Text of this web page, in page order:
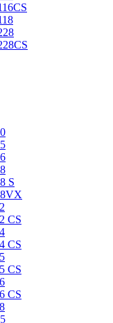
S
CS
CS
CS
CS